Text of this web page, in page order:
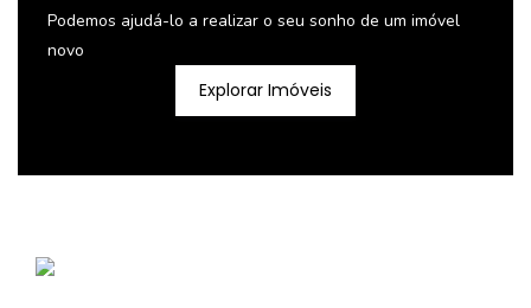
Podemos ajudá-lo a realizar o seu sonho de um imóvel
novo
Explorar Imóveis